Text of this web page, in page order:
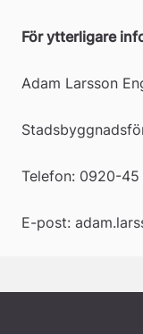
För ytterligare
Adam Larsson
Telefon: 0920-
E-post: